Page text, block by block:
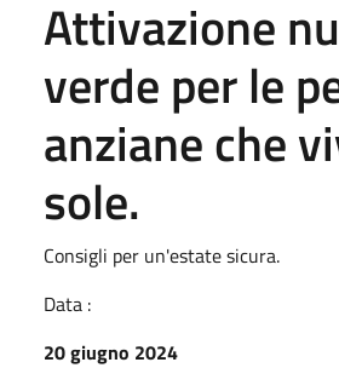
Attivazione
verde per le
anziane che
sole.
Consigli per un'estate sicura.
Data :
20 giugno 2024